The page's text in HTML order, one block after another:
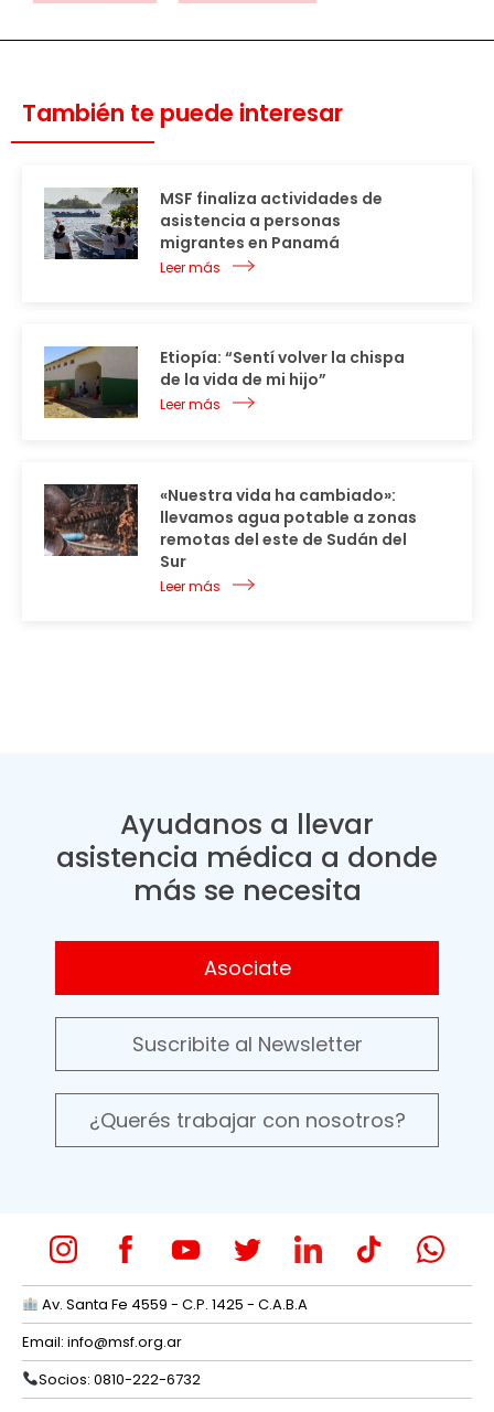
También te puede interesar
MSF finaliza actividades de
asistencia a personas
migrantes en Panamá
Leer más
Etiopía: “Sentí volver la chispa
de la vida de mi hijo”
Leer más
«Nuestra vida ha cambiado»:
llevamos agua potable a zonas
remotas del este de Sudán del
Sur
Leer más
Ayudanos a llevar
asistencia médica a donde
más se necesita
Asociate
Suscribite al Newsletter
¿Querés trabajar con nosotros?
Av. Santa Fe 4559 - C.P. 1425 - C.A.B.A
Email: info@msf.org.ar
Socios: 0810-222-6732